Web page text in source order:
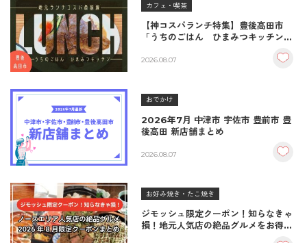
カフェ・喫茶
【神コスパランチ特集】豊後高田市
「うちのごはん ひまみつキッチン」
＆生姜焼き！
2026.08.07
おでかけ
2026年7月 中津市 宇佐市 豊前市 豊
後高田 新店舗まとめ
2026.08.07
お好み焼き・たこ焼き
ジモッシュ限定クーポン！知らなきゃ
損！地元人気店の絶品グルメをお得に